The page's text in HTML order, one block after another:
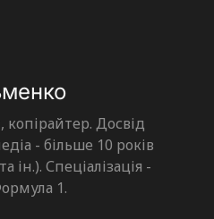
Досвід
- більше 10 років
ін.). Спеціалізація -
1.